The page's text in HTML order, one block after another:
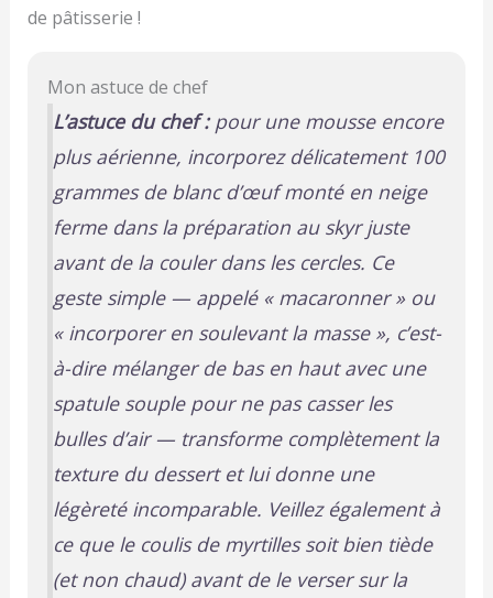
de pâtisserie !
Mon astuce de chef
L’astuce du chef :pour une mousse encore
plus aérienne, incorporez délicatement 100
grammes de blanc d’œuf monté en neige
ferme dans la préparation au skyr juste
avant de la couler dans les cercles. Ce
geste simple — appelé « macaronner » ou
« incorporer en soulevant la masse », c’est-
à-dire mélanger de bas en haut avec une
spatule souple pour ne pas casser les
bulles d’air — transforme complètement la
texture du dessert et lui donne une
légèreté incomparable. Veillez également à
ce que le coulis de myrtilles soit bien tiède
(et non chaud) avant de le verser sur la